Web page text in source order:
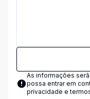
As informações
possa entrar em
privacidade e